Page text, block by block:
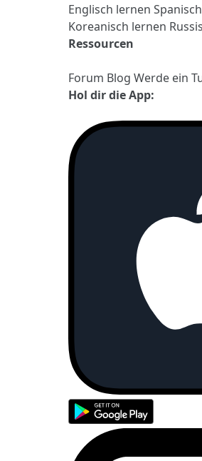
Englisch lernen
Koreanisch lernen
Ressourcen
Forum Blog Werde ein
Hol dir die App: